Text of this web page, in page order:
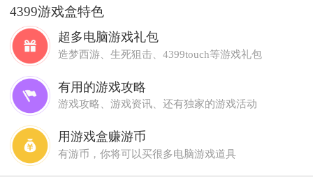
4399游戏盒特色
超多电脑游戏礼包
造梦西游、生死狙击、4399touch等游戏礼包
有用的游戏攻略
游戏攻略、游戏资讯、还有独家的游戏活动
用游戏盒赚游币
有游币，你将可以买很多电脑游戏道具